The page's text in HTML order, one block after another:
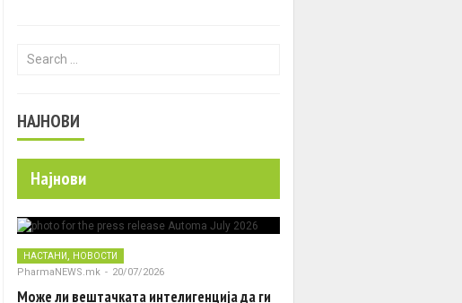
Search for:
НАЈНОВИ
Најнови
НАСТАНИ НОВОСТИ
PharmaNEWS.mk - 20/07/2026
Може ли вештачката интелигенција да ги